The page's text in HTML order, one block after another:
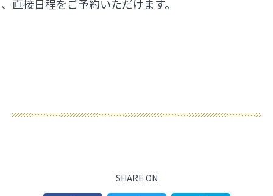
直接日程をご予約いただけます。
SHARE ON